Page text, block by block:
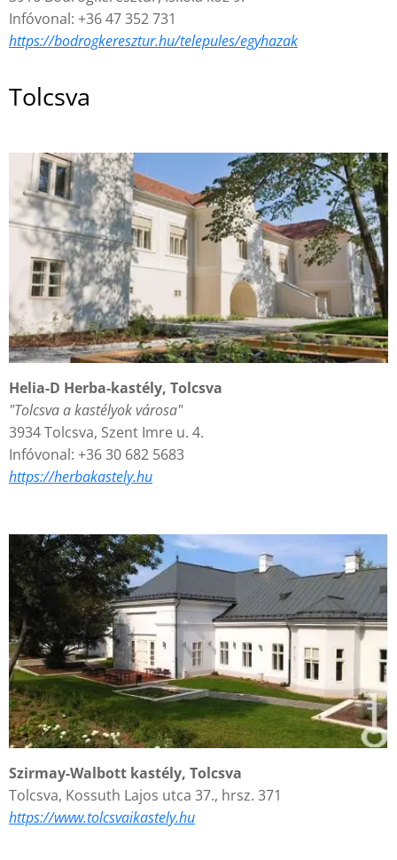
Infóvonal: +36 47 352 731
https://bodrogkeresztur.hu/telepules/egyhazak
Tolcsva
Helia-D Herba-kastély, Tolcsva
"Tolcsva a kastélyok városa"
3934 Tolcsva, Szent Imre u. 4.
Infóvonal: +36 30 682 5683
https://herbakastely.hu
Szirmay-Walbott kastély, Tolcsva
Tolcsva, Kossuth Lajos utca 37., hrsz. 371
https://www.tolcsvaikastely.hu